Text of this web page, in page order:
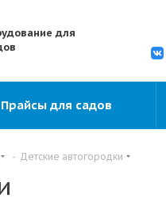
для
Прайсы для садов
- Детские автогородки